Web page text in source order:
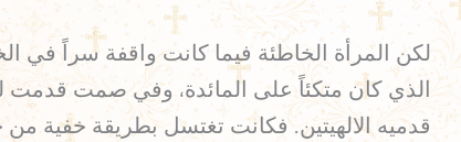
لكن المرأة الخاطئة فيما كانت واقفة سراً في
الذي كان متكئاً على المائدة، وفي صمت قدمت
قدميه الالهيتين. فكانت تغتسل بطريقة خفية